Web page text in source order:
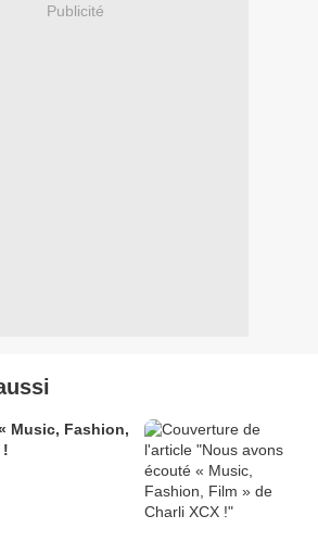
Publicité
Music, Fashion,
!